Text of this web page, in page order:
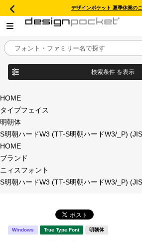
デザインポケット 夏季休業の
目的別フォントガイド
特集
年間ライセンス商品
新着一覧
検索条件 を表示
商品名
タイプフェイス
明朝体
HOME
タイプフェイス
明朝体
S明朝ハードW3 (TT-S明朝ハードW3/_P)
HOME
ブランド
ニィスフォント
S明朝ハードW3 (TT-S明朝ハードW3/_P)
Windows True Type Font 明朝体